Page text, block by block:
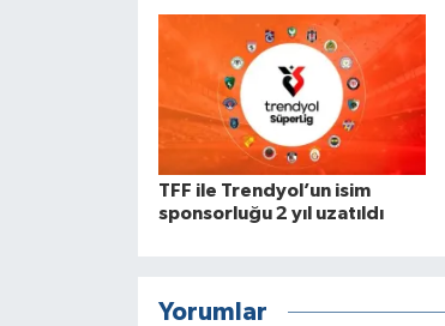
TFF ile Trendyol’un isim
sponsorluğu 2 yıl uzatıldı
Yorumlar